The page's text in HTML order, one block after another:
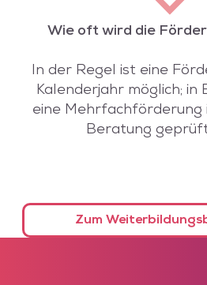
Wie oft wird die
In der Regel ist eine
Kalenderjahr möglich; in
eine Mehrfachförderung
Beratung
Zum